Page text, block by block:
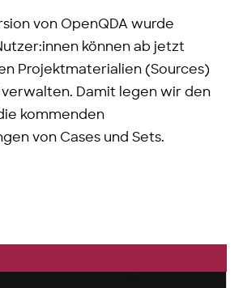
von OpenQDA wurde
können ab jetzt
Projektmaterialien (Sources)
verwalten. Damit legen wir den
kommenden
von Cases und Sets.